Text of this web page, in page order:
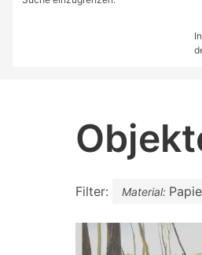
Filter: Material: